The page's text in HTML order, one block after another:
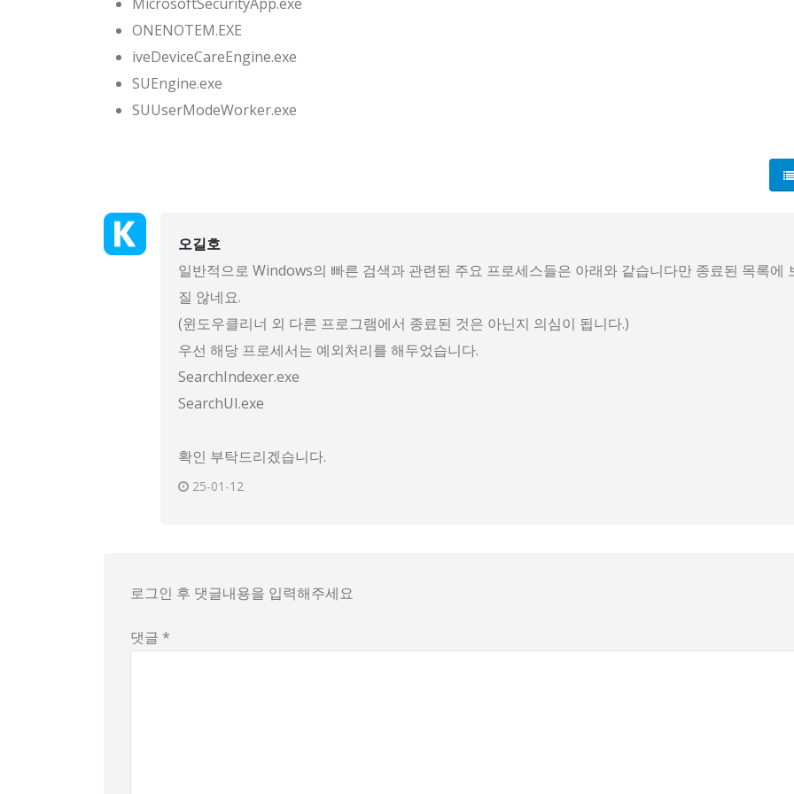
ONENOTEM.EXE
iveDeviceCareEngine.exe
SUEngine.exe
SUUserModeWorker.exe
오길호
일반적으로 Windows의 빠른 검색과 관련된 주요 프로세스들은 아래와 같습니다만 종료된 목록에
질 않네요.
(윈도우클리너 외 다른 프로그램에서 종료된 것은 아닌지 의심이 됩니다.)
우선 해당 프로세서는 예외처리를 해두었습니다.
SearchIndexer.exe
SearchUI.exe
확인 부탁드리겠습니다.
25-01-12
로그인 후 댓글내용을 입력해주세요
댓글 *